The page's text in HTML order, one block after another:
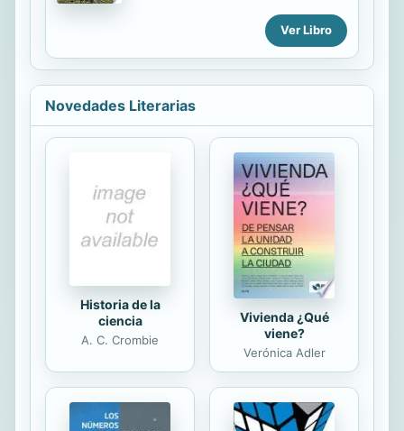
haciendo uso de los recursos cient
ficos, el autor pone en relieve toda
perspectiva humana que concuerda
con la m?'s grande de las sabidur as,
sabidur a de Dios. La Biblia es por
tanto la fuente primaria de donde
con una gran habilidad narrativa el
autor extrae las joyas m?'s preciosas.
A medida que el lector recorre las p
ginas del libro, el temor deja de ser
simplemente un sentimiento m stico
y se convierte en algo...
Ver Libro
Novedades Literarias
Historia de la
ciencia
A. C. Crombie
Vivienda ¿Qué
viene?
Verónica Adler